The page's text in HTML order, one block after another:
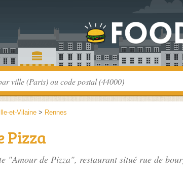
Ille-et-Vilaine > Rennes
Pizza
"Amour de Pizza", restaurant situé rue de